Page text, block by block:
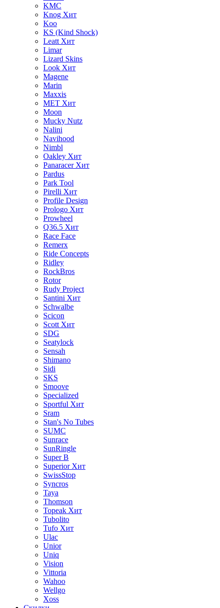
KMC
Knog Хит
Koo
KS (Kind Shock)
Leatt Хит
Limar
Lizard Skins
Look Хит
Magene
Marin
Maxxis
MET Хит
Moon
Mucky Nutz
Nalini
Navihood
Nimbl
Oakley Хит
Panaracer Хит
Pardus
Park Tool
Pirelli Хит
Profile Design
Prologo Хит
Prowheel
Q36.5 Хит
Race Face
Remerx
Ride Concepts
Ridley
RockBros
Rotor
Rudy Project
Santini Хит
Schwalbe
Scicon
Scott Хит
SDG
Seatylock
Sensah
Shimano
Sidi
SKS
Smoove
Specialized
Sportful Хит
Sram
Stan's No Tubes
SUMC
Sunrace
SunRingle
Super B
Superior Хит
SwissStop
Syncros
Taya
Thomson
Topeak Хит
Tubolito
Tufo Хит
Ulac
Unior
Uniq
Vision
Vittoria
Wahoo
Wellgo
Xoss